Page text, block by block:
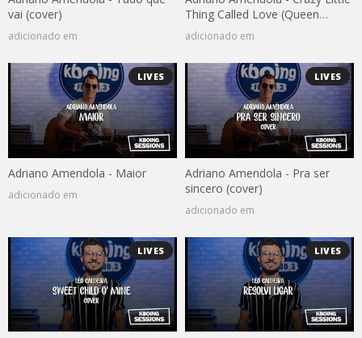
vai (cover)
adicionado em
Thing Called Love (Queen
cover)
adicionado em
LIVES
Adriano Amendola - Maior
adicionado em
LIVES
Adriano Amendola - Pra ser
sincero (cover)
adicionado em
LIVES LIVES